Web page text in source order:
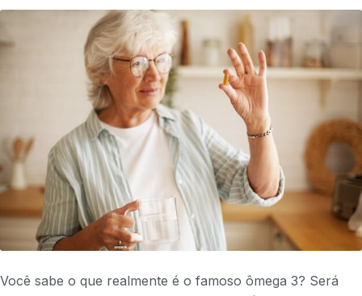
Você sabe o que realmente é o famoso ômega 3? Será